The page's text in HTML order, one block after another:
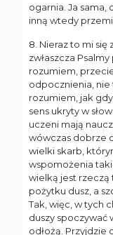
ogarnia. Ja sama,
inną wtedy
8. Nieraz to mi się
zwłaszcza
rozumiem,
odpocznienia, nie
rozumiem, jak
sens ukryty w
uczeni mają
wówczas dobrze
wielki skarb,
wspomożenia
wielką jest rzeczą
pożytku dusz, a
Tak, więc, w tych
duszy spoczywać
odłożą. Przyjdzie